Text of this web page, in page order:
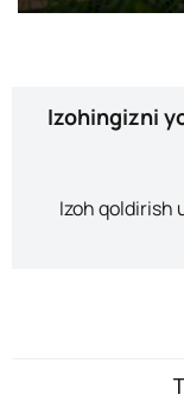
Izohingizni
Izoh qoldirish